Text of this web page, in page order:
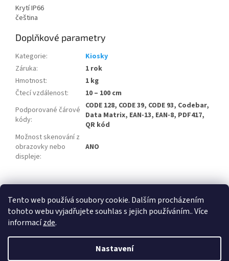
Tento web používá soubory cookie. Dalším procházením
tohoto webu vyjadřujete souhlas s jejich používáním.. Více
informacízde.
Nastavení
Krytí IP66
čeština
Doplňkové parametry
Kategorie:
Kiosky
Záruka:
1 rok
Hmotnost:
1 kg
Čtecí vzdálenost:
10 – 100 cm
Podporované čárové
kódy:
CODE 128, CODE 39, CODE 93, Codebar,
Data Matrix, EAN-13, EAN-8, PDF417,
QR kód
Možnost skenování z
obrazovky nebo
displeje:
ANO
Z
Manufactory LAB - výrobní informační systém
Vytvořil Shoptet